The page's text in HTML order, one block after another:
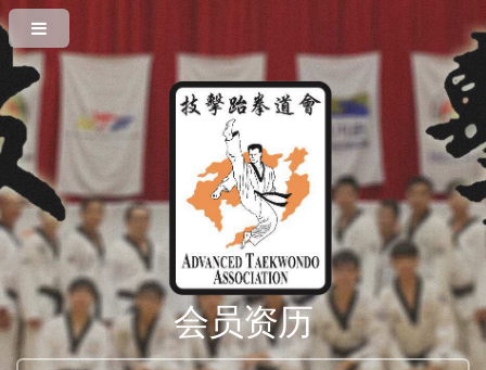
会员资历